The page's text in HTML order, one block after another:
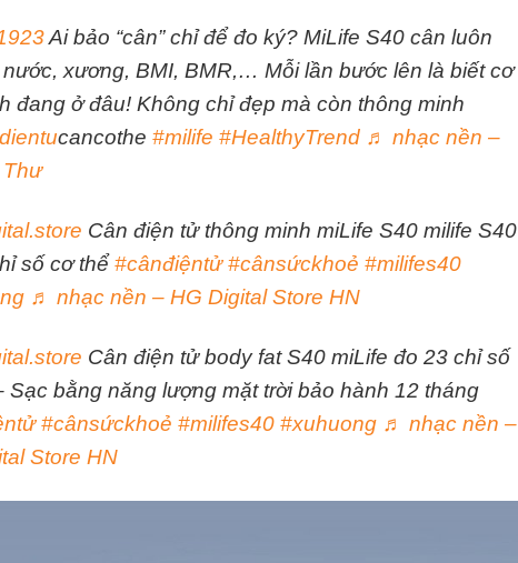
Ai bảo “cân” chỉ để đo ký? MiLife S40 cân luôn
nước, xương, BMI, BMR,… Mỗi lần bước lên là biết cơ
đang ở đâu! Không chỉ đẹp mà còn thông minh
cancothe #milife #HealthyTrend ♬ nhạc nền –
Cân điện tử thông minh miLife S40 milife S40
số cơ thể #cânđiệntử #cânsứckhoẻ #milifes40
♬ nhạc nền – HG Digital Store HN
Cân điện tử body fat S40 miLife đo 23 chỉ số
Sạc bằng năng lượng mặt trời bảo hành 12 tháng
#cânsứckhoẻ #milifes40 #xuhuong ♬ nhạc nền –
Store HN